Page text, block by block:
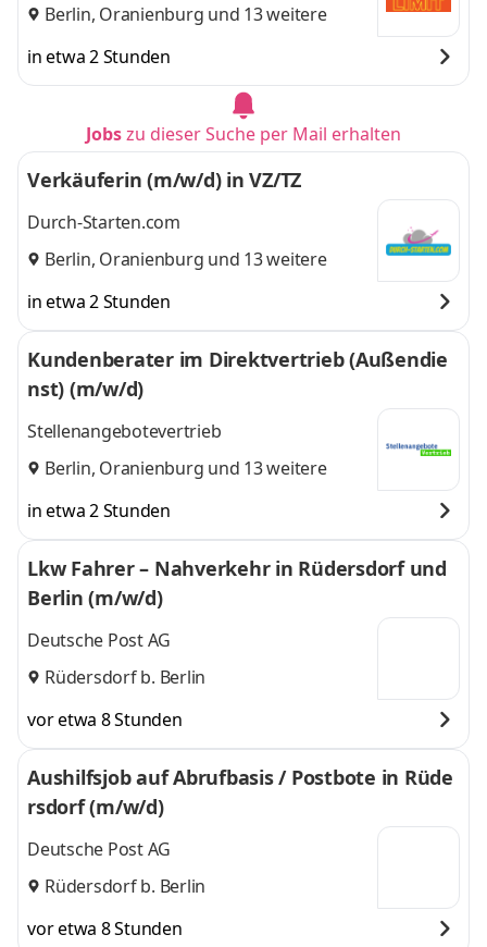
Berlin, Oranienburg und 13 weitere
in etwa 2 Stunden
Jobszu dieser Suche per Mail erhalten
Verkäuferin (m/w/d) in VZ/TZ
Durch-Starten.com
Berlin, Oranienburg und 13 weitere
in etwa 2 Stunden
Kundenberater im Direktvertrieb (Außendie
nst) (m/w/d)
Stellenangebotevertrieb
Berlin, Oranienburg und 13 weitere
in etwa 2 Stunden
Lkw Fahrer – Nahverkehr in Rüdersdorf und
Berlin (m/w/d)
Deutsche Post AG
Rüdersdorf b. Berlin
vor etwa 8 Stunden
Aushilfsjob auf Abrufbasis / Postbote in Rüde
rsdorf (m/w/d)
Deutsche Post AG
Rüdersdorf b. Berlin
vor etwa 8 Stunden